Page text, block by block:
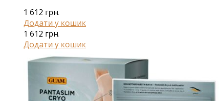
1 612 грн.
Додати у кошик
1 612 грн.
Додати у кошик